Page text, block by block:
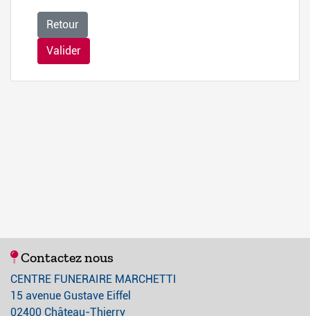
Retour
Valider
Contactez nous
CENTRE FUNERAIRE MARCHETTI
15 avenue Gustave Eiffel
02400 Château-Thierry